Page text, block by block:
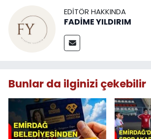
EDITÖR HAKKINDA
FADİME YILDIRIM
Bunlar da ilginizi çekebilir